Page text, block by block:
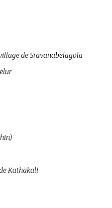
de Sravanabelagola
Kathakali